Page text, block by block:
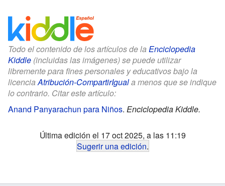
Todo el contenido de los artículos de la Enciclopedia
Kiddle (incluidas las imágenes) se puede utilizar
libremente para fines personales y educativos bajo la
licenciaAtribución-CompartirIguala menos que se indique
lo contrario. Citar este artículo:
Anand Panyarachun para Niños. Enciclopedia Kiddle.
Última edición el 17 oct 2025, a las 11:19
Sugerir una edición.